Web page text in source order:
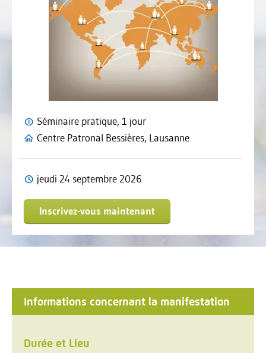
Séminaire pratique, 1 jour
Centre Patronal Bessières, Lausanne
jeudi 24 septembre 2026
Inscrivez-vous maintenant
Informations concernant la manifestation
Durée et Lieu